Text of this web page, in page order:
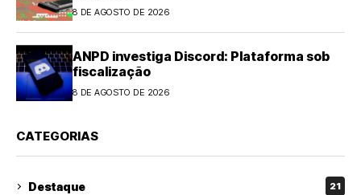
8 DE AGOSTO DE 2026
ANPD investiga Discord: Plataforma sob
fiscalização
8 DE AGOSTO DE 2026
CATEGORIAS
Destaque 21